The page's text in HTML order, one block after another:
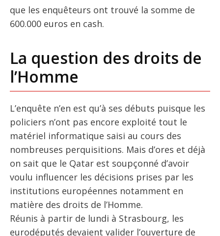
que les enquêteurs ont trouvé la somme de
600.000 euros en cash.
La question des droits de
l’Homme
L’enquête n’en est qu’à ses débuts puisque les
policiers n’ont pas encore exploité tout le
matériel informatique saisi au cours des
nombreuses perquisitions. Mais d’ores et déjà
on sait que le Qatar est soupçonné d’avoir
voulu influencer les décisions prises par les
institutions européennes notamment en
matière des droits de l’Homme.
Réunis à partir de lundi à Strasbourg, les
eurodéputés devaient valider l’ouverture de